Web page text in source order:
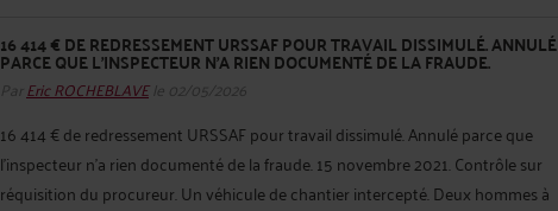
16 414 € DE REDRESSEMENT URSSAF POUR TRAVAIL DISSIMULÉ. ANNULÉ
PARCE QUE L'INSPECTEUR N'A RIEN DOCUMENTÉ DE LA FRAUDE.
Par Eric ROCHEBLAVEle 02/05/2026
16 414 € de redressement URSSAF pour travail dissimulé. Annulé parce que
l'inspecteur n'a rien documenté de la fraude. 15 novembre 2021. Contrôle sur
réquisition du procureur. Un véhicule de chantier intercepté. Deux hommes à